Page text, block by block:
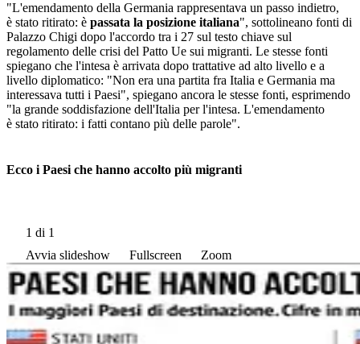
"L'emendamento della Germania rappresentava un passo indietro,
è stato ritirato: è passata la posizione italiana", sottolineano fonti di
Palazzo Chigi dopo l'accordo tra i 27 sul testo chiave sul
regolamento delle crisi del Patto Ue sui migranti. Le stesse fonti
spiegano che l'intesa è arrivata dopo trattative ad alto livello e a
livello diplomatico: "Non era una partita fra Italia e Germania ma
interessava tutti i Paesi", spiegano ancora le stesse fonti, esprimendo
"la grande soddisfazione dell'Italia per l'intesa. L'emendamento
è stato ritirato: i fatti contano più delle parole".
Ecco i Paesi che hanno accolto più migranti
1 di 1
Avvia slideshow
Fullscreen Zoom